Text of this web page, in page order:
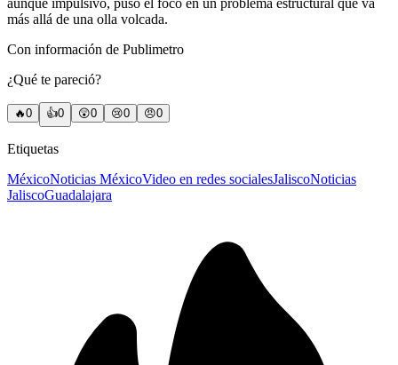
más allá de una olla volcada.
Con información de Publimetro
¿Qué te pareció?
🔥0 👍0 😲0 😢0 😠0
Etiquetas
MéxicoNoticias MéxicoVideo en redes socialesJaliscoNoticias
JaliscoGuadalajara